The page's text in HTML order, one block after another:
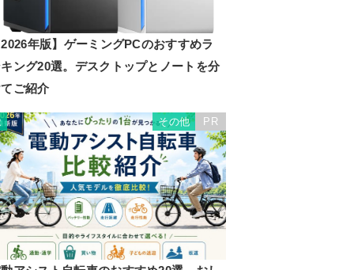
年版】ゲーミングPCのおすすめラ
ング20選。デスクトップとノートを分
ご紹介
その他 PR